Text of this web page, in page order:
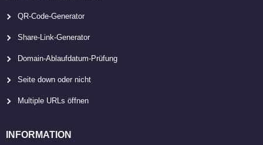
QR-Code-Generator
Share-Link-Generator
Domain-Ablaufdatum-Prüfung
Seite down oder nicht
Multiple URLs öffnen
INFORMATION